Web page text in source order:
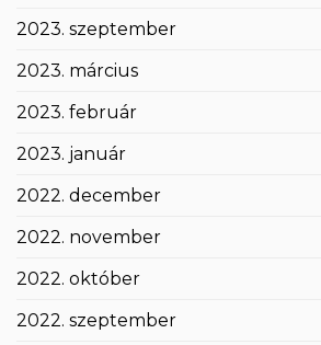
2023. szeptember
2023. március
2023. február
2023. január
2022. december
2022. november
2022. október
2022. szeptember